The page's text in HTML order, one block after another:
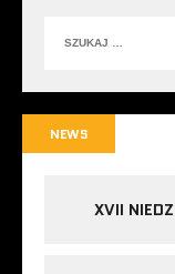
NEWS
XVII